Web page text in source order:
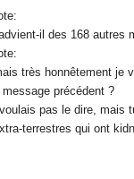
il des 168 autres
très honnêtement je
précédent ?
pas le dire, mais
terrestres qui ont